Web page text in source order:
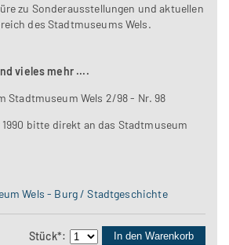
zu Sonderausstellungen und aktuellen
des Stadtmuseums Wels.
vieles mehr ....
Stadtmuseum Wels 2/98 - Nr. 98
bitte direkt an das Stadtmuseum
Wels - Burg / Stadtgeschichte
Stück*: In den Warenkorb